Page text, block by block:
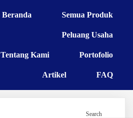
Beranda Semua Produk
Peluang Usaha
Tentang Kami Portofolio
Artikel FAQ
Search